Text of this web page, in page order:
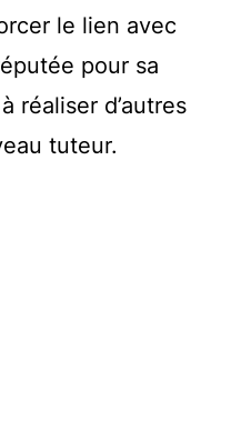
le lien avec
pour sa
réaliser d’autres
tuteur.